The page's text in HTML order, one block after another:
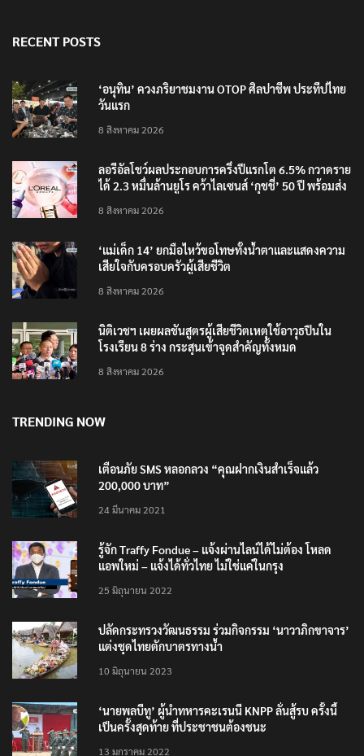
‘อนุทิน’ ควงภริยาชมงาน OTOP ศิลปาชีพ ประทีปไทย
8 สิงหาคม 2026
ลอรีอัลโชว์ผลประกอบการครึ่งปีแรกโต 6.5% กวาดราย
8 สิงหาคม 2026
‘แม่เด็ก 14’ ยกมือไหว้ขอโทษทั้งน้ำตาและแสดงความ
8 สิงหาคม 2026
นิติเวชฯ เผยผลชันสูตรผู้เสียชีวิตเหตุใช้อาวุธปืนใน
เตือนภัย SMS หลอกลวง “คุณฝากเงินสำเร็จแล้ว
24 มีนาคม 2021
รู้จัก Traffy Fondue – แจ้งผ่านไลน์ได้ไม่ต้อง โหลด
แอพใหม่ – แจ้งได้ทั่วไทย ไม่ใช่แค่ในกรุง
25 มิถุนายน 2022
ปลัดกระทรวงวัฒนธรรม ร่วมกิจกรรม ‘นาวาภิกขาจาร’
แต่งชุดไทยตักบาตรทางน้ำ
10 มิถุนายน 2023